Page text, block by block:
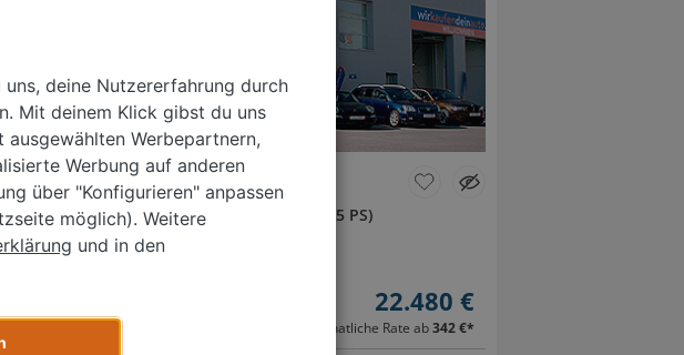
&
km Automatik Benzin 135 kW (185 PS)
≈ 5,3 l/100 km (Komb.)
22.480 €
Monatliche Rate ab342 €*
deine Nutzererfahrung durch
Mit deinem Klick gibst du uns
Werbepartnern,
Werbung auf anderen
über "Konfigurieren" anpassen
möglich). Weitere
und in den